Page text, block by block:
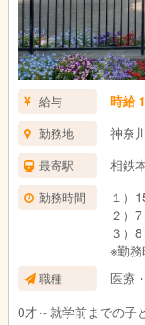
給与 時給
勤務地 神奈
最寄駅 相鉄
勤務時間
１）
２）
３）
※勤
職種
医療
0才～就学前までの子